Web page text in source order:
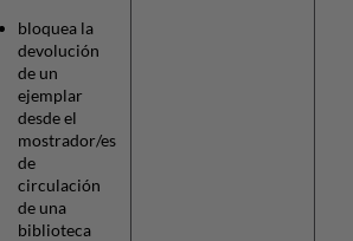
bloquea la
devolución
de un
ejemplar
desde el
mostrador/es
de
circulación
de una
biblioteca